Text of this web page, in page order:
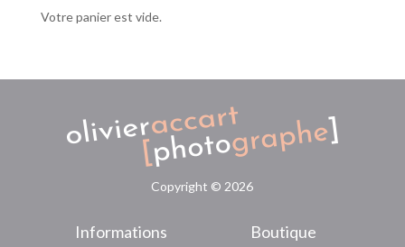
Votre panier est vide.
Copyright © 2026
Informations Boutique